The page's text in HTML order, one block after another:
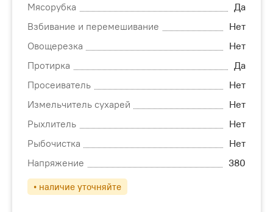
Мясорубка
Да
Взбивание и перемешивание
Нет
Овощерезка
Нет
Протирка
Да
Просеиватель
Нет
Измельчитель сухарей
Нет
Рыхлитель
Нет
Рыбочистка
Нет
Напряжение
380
• наличие уточняйте